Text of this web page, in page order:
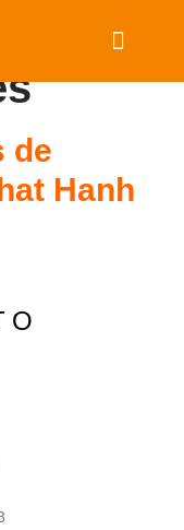
de
Hanh